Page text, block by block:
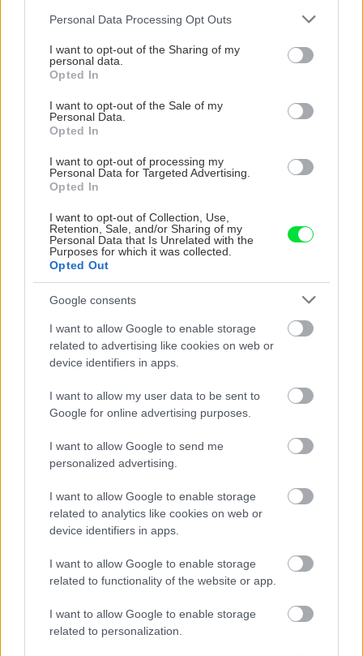
Please note that this website/app uses one or more Google
not limited to your visit or usage behaviour. You may click to
grant or deny consent to Google and its third-party tags to
use your data for below specified purposes in below Google
consent section.
Personal Data Processing Opt Outs
I want to opt-out of the Sharing of my
personal data.
Opted In
I want to opt-out of the Sale of my
Personal Data.
Opted In
I want to opt-out of processing my
Personal Data for Targeted Advertising.
Opted In
I want to opt-out of Collection, Use,
Retention, Sale, and/or Sharing of my
Personal Data that Is Unrelated with the
Purposes for which it was collected.
Opted Out
Google consents
I want to allow Google to enable storage
related to advertising like cookies on web or
device identifiers in apps.
I want to allow my user data to be sent to
Google for online advertising purposes.
I want to allow Google to send me
personalized advertising.
I want to allow Google to enable storage
related to analytics like cookies on web or
device identifiers in apps.
I want to allow Google to enable storage
related to functionality of the website or app.
I want to allow Google to enable storage
related to personalization.
Trvalky, ktoré znesú
vysaďte na miesta, na
ktoré slnko svieti celý
krások, ktoré rozžiaria
vašu záhradu
ochabnuté izbové
rastliny? Pravda vás
nakladačiek: Ako ich
podporiť k druhej vlne
CHALUPA